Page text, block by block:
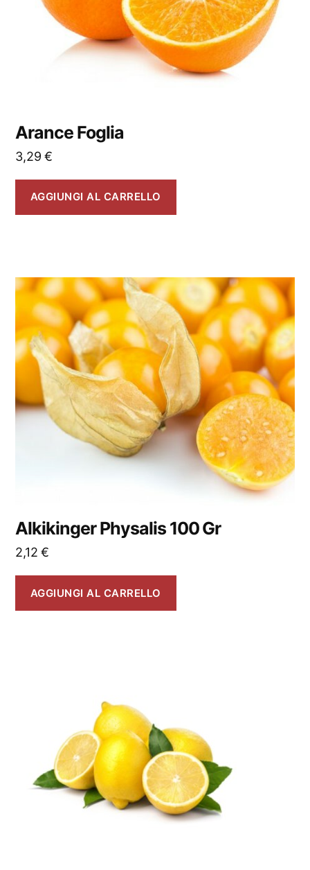
Arance Foglia
3,29€
AGGIUNGI AL CARRELLO
Alkikinger Physalis 100 Gr
2,12€
AGGIUNGI AL CARRELLO